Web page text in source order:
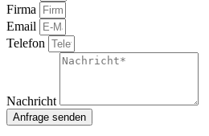
Firma
Email
Telefon
Nachricht
Anfrage senden
So finden Sie uns: